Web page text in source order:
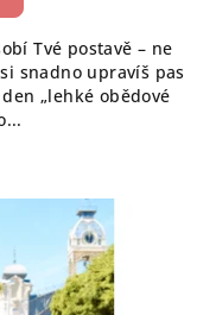
Tvé postavě – ne
snadno upravíš pas
„lehké obědové